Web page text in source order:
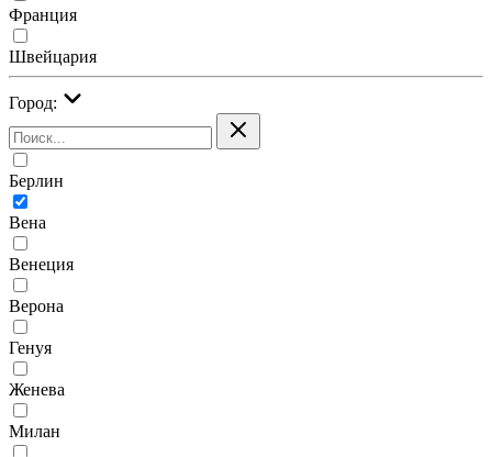
Франция
Швейцария
Город:
Берлин
Вена
Венеция
Верона
Генуя
Женева
Милан